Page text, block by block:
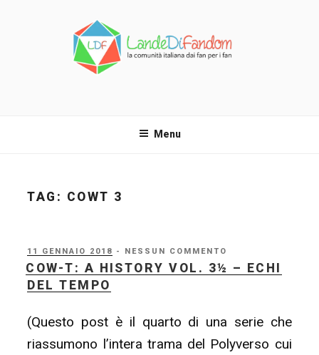
Menu
TAG: COWT 3
PUBBLICATO
IL
11 GENNAIO 2018 - NESSUN COMMENTO
COW-T: A HISTORY VOL. 3½ – ECHI
DEL TEMPO
(Questo post è il quarto di una serie che
riassumono l’intera trama del Polyverso cui